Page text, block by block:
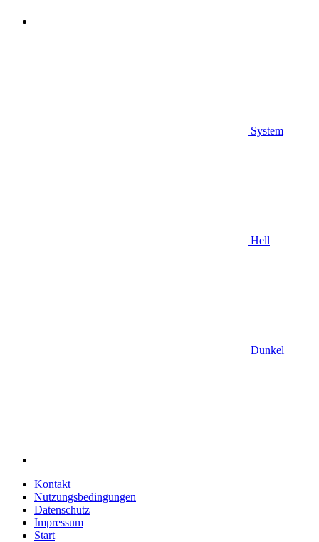
System
Hell
Dunkel
Kontakt
Nutzungsbedingungen
Datenschutz
Impressum
Start